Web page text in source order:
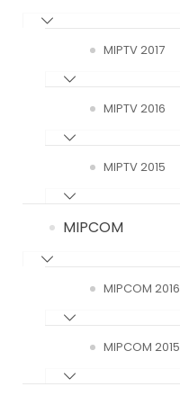
MIPTV 2017
MIPTV 2016
MIPTV 2015
MIPCOM
MIPCOM 2016
MIPCOM 2015